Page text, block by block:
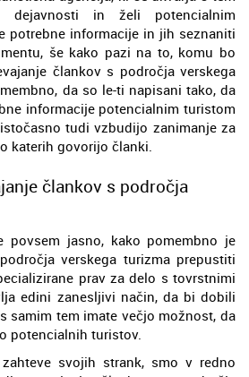
dejavnosti in želi potencialnim
potrebne informacije in jih seznaniti
še kako pazi na to, komu bo
člankov s področja verskega
da so le-ti napisani tako, da
informacije potencialnim turistom
tudi vzbudijo zanimanje za
katerih govorijo članki.
člankov s področja
povsem jasno, kako pomembno je
verskega turizma prepustiti
prav za delo s tovrstnimi
edini zanesljivi način, da bi dobili
samim tem imate večjo možnost, da
potencialnih turistov.
svojih strank, smo v redno